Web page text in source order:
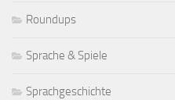
Roundups
Sprache & Spiele
Sprachgeschichte